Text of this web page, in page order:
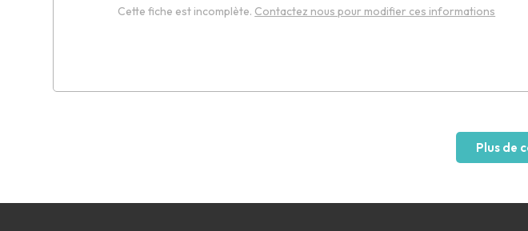
Cette fiche est incomplète. Contactez nous pour modifier ces informations
Plus de